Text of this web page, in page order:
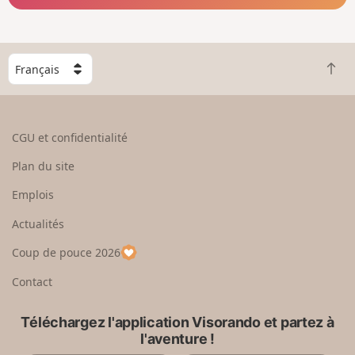
C
h
o
e
u
p
a
R
e
CGU et confidentialité
Plan du site
Emplois
Actualités
Coup de pouce 2026
Contact
Téléchargez l'application Visorando et partez à
l'aventure !